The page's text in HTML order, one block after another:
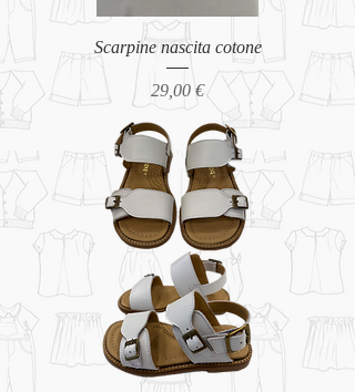
Scarpine nascita cotone
Prezzo
29,00 €